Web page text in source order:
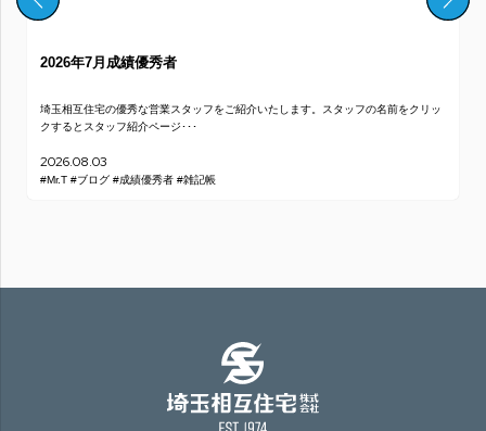
2026年7月成績優秀者
埼玉相互住宅の優秀な営業スタッフをご紹介いたします。スタッフの名前をクリッ
クするとスタッフ紹介ページ･･･
2026.08.03
#Mr.T #ブログ #成績優秀者 #雑記帳